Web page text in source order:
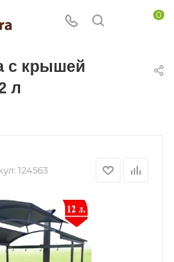
0
с крышей
л
124563